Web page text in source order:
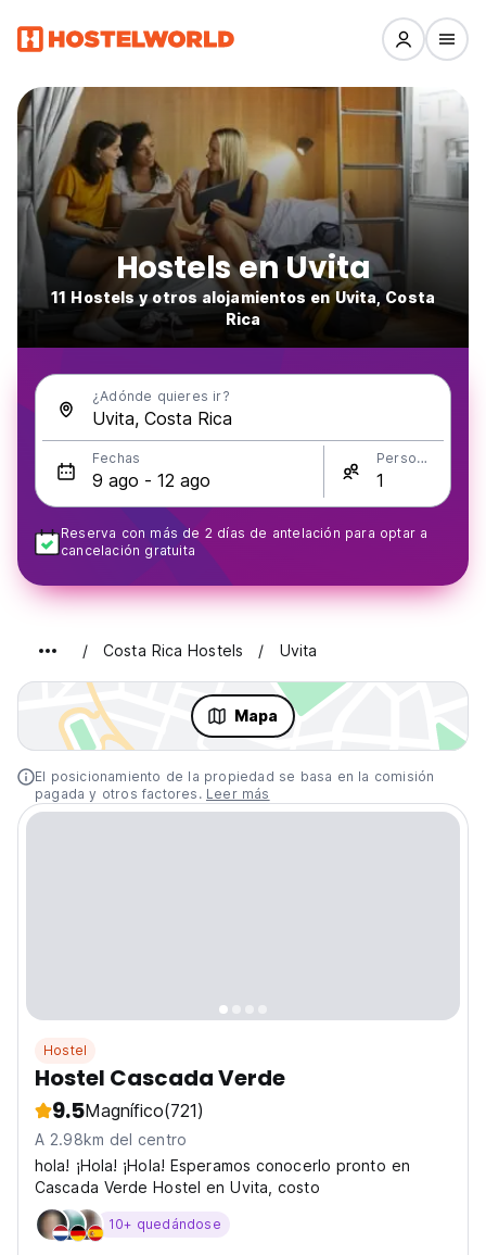
Hostels en Uvita
11 Hostels y otros alojamientos en Uvita, Costa
Rica
¿Adónde quieres ir?
Fechas Personas
Reserva con más de 2 días de antelación para optar a
cancelación gratuita
Costa Rica Hostels Uvita
Mapa
El posicionamiento de la propiedad se basa en la comisión
pagada y otros factores. Leer más
Hostel
Hostel Cascada Verde
9.5Magnífico(721)
A 2.98km del centro
hola! ¡Hola! ¡Hola! Esperamos conocerlo pronto en
Cascada Verde Hostel en Uvita, costo
10+ quedándose